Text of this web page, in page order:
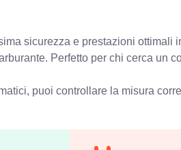
sicurezza e prestazioni ottimali
Perfetto per chi cerca un
puoi controllare la misura